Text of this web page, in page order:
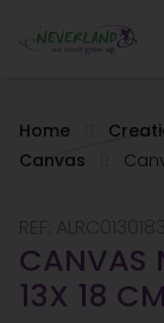
Home
Canvas
CANVAS
13X 18 CM